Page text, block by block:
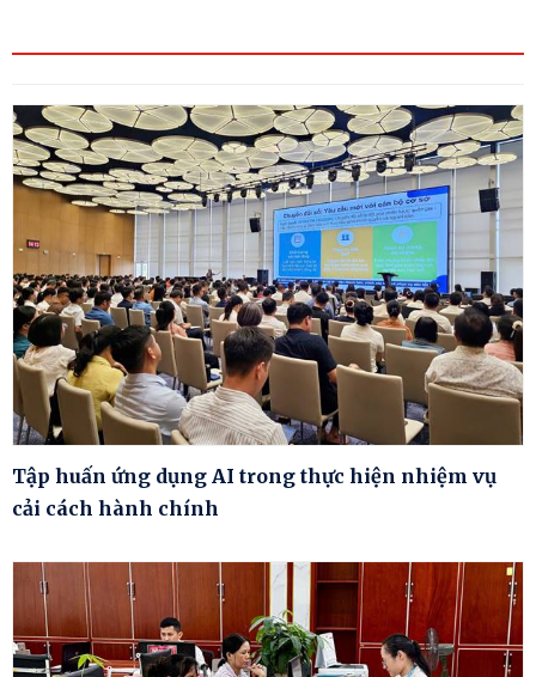
Tập huấn ứng dụng AI trong thực hiện nhiệm vụ
cải cách hành chính